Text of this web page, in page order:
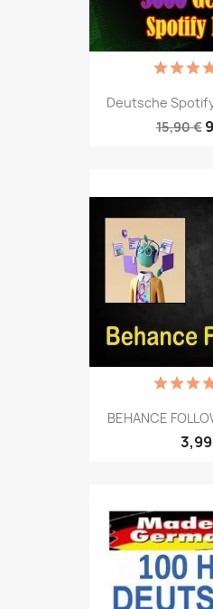
Deutsche
15,90 €
BEHANCE